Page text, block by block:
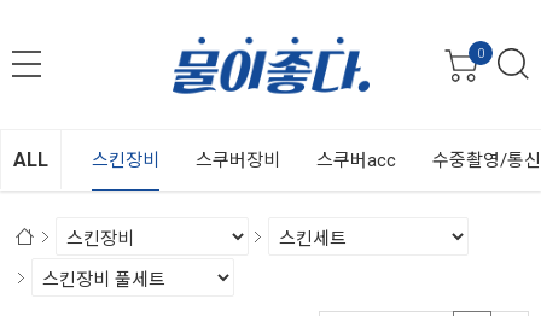
0
ALL 스킨장비 스쿠버장비 스쿠버acc 수중촬영/통